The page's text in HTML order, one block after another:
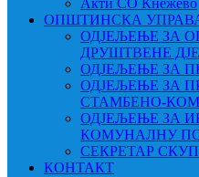
ОПШТИНСКА
ОДЈЕЉЕЊЕ ЗА
ДРУШТВЕНЕ
ОДЈЕЉЕЊЕ ЗА
ОДЈЕЉЕЊЕ ЗА
СТАМБЕНО-
ОДЈЕЉЕЊЕ ЗА
КОМУНАЛНУ
СЕКРЕТАР
КОНТАКТ